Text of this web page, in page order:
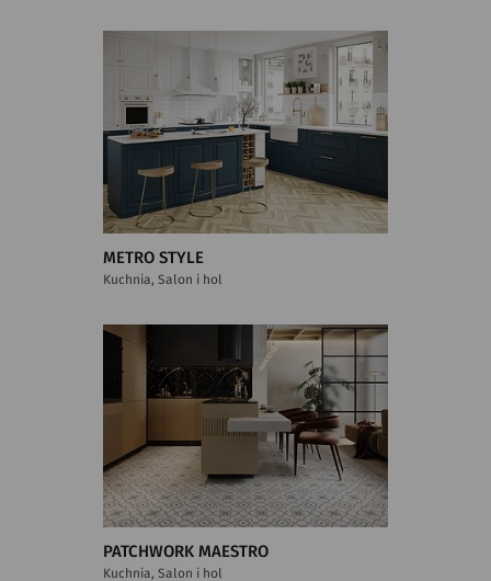
METRO STYLE
Kuchnia, Salon i hol
PATCHWORK MAESTRO
Kuchnia, Salon i hol